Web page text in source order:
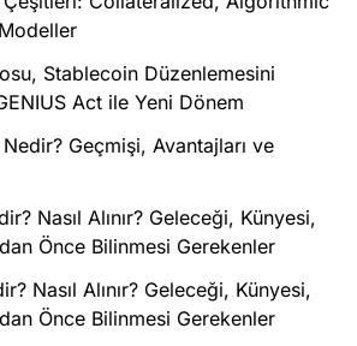
Stablecoin Düzenlemesini
Act ile Yeni Dönem
Geçmişi, Avantajları ve
Nasıl Alınır? Geleceği, Künyesi,
Önce Bilinmesi Gerekenler
Nasıl Alınır? Geleceği, Künyesi,
Önce Bilinmesi Gerekenler